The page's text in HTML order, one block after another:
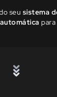
seu sistema